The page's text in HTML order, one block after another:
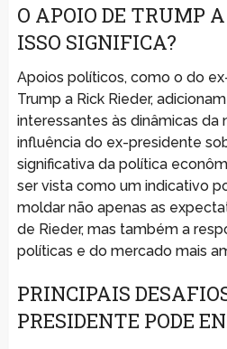
O APOIO DE TRUMP
ISSO SIGNIFICA?
Apoios políticos, como o do
Trump a Rick Rieder,
interessantes às dinâmicas da
influência do ex-presidente
significativa da política
ser vista como um indicativo
moldar não apenas as
de Rieder, mas também a
políticas e do mercado mais
PRINCIPAIS
PRESIDENTE PODE